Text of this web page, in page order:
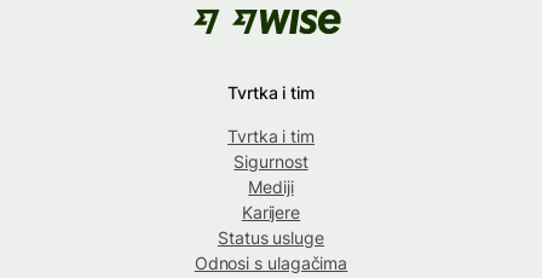
Tvrtka i tim
Tvrtka i tim
Sigurnost
Mediji
Karijere
Status usluge
Odnosi s ulagačima